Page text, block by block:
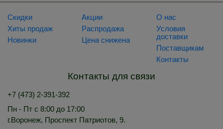
Скидки
Хиты продаж
Новинки
Акции
Распродажа
Цена снижена
О нас
Условия
доставки
Поставщикам
Контакты
Контакты для связи
+7 (473) 2-391-392
Пн - Пт с 8:00 до 17:00
г.Воронеж, Проспект Патриотов, 9.